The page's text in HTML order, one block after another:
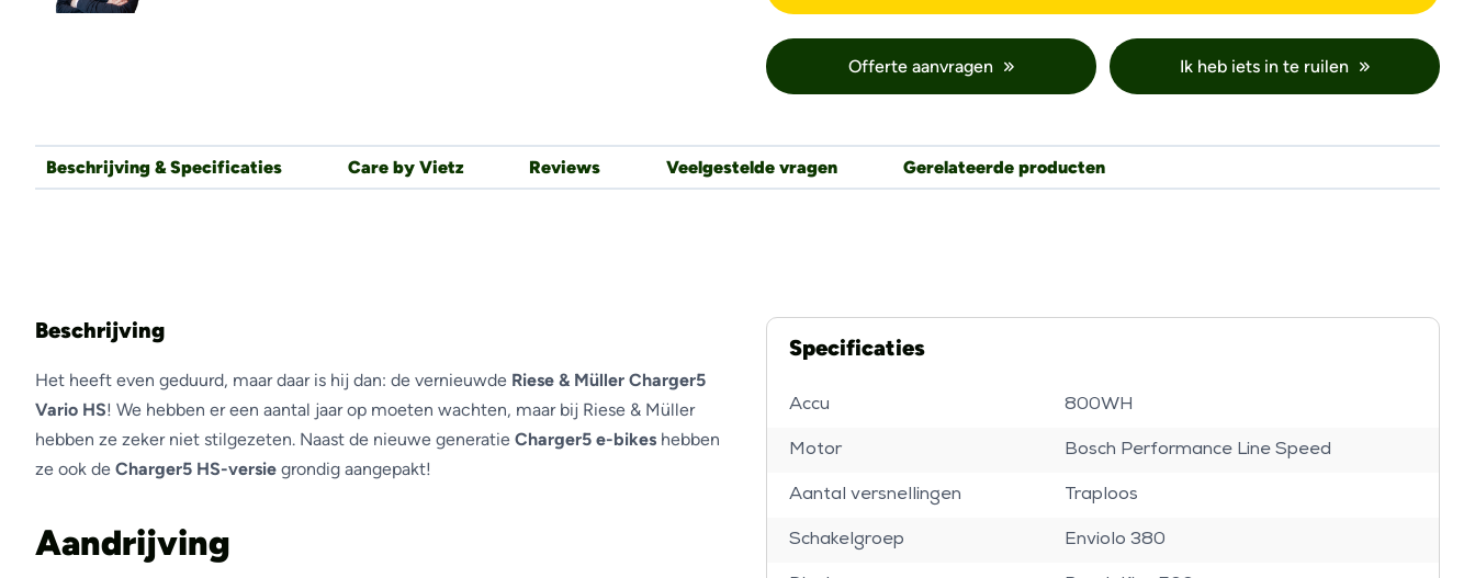
Offerte aanvragen Ik heb iets in te ruilen
Beschrijving & Specificaties Care by Vietz Reviews Veelgestelde vragen Gerelateerde producten
Beschrijving
Het heeft even geduurd, maar daar is hij dan: de vernieuwde Riese & Müller Charger5
Vario HS! We hebben er een aantal jaar op moeten wachten, maar bij Riese & Müller
hebben ze zeker niet stilgezeten. Naast de nieuwe generatie Charger5 e-bikes hebben
ze ook de Charger5 HS-versie grondig aangepakt!
Aandrijving
Specificaties
Accu 800WH
Motor Bosch Performance Line Speed
Aantal versnellingen Traploos
Schakelgroep Enviolo 380